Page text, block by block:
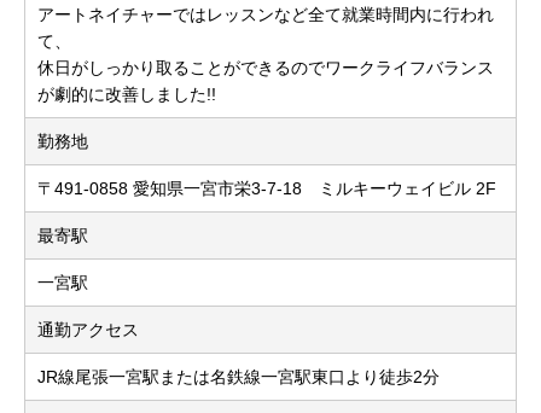
アートネイチャーではレッスンなど全て就業時間内に行われ
て、
休日がしっかり取ることができるのでワークライフバランス
が劇的に改善しました!!
勤務地
〒491-0858 愛知県一宮市栄3-7-18 ミルキーウェイビル 2F
最寄駅
一宮駅
通勤アクセス
JR線尾張一宮駅または名鉄線一宮駅東口より徒歩2分